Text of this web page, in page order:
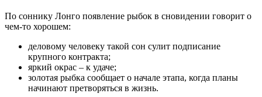
По соннику Лонго появление рыбок в сновидении говорит о
чем-то хорошем:
деловому человеку такой сон сулит подписание
крупного контракта;
яркий окрас – к удаче;
золотая рыбка сообщает о начале этапа, когда планы
начинают претворяться в жизнь.